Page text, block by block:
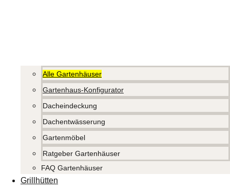
Alle Gartenhäuser
Gartenhaus-Konfigurator
Dacheindeckung
Dachentwässerung
Gartenmöbel
Ratgeber Gartenhäuser
FAQ Gartenhäuser
Grillhütten